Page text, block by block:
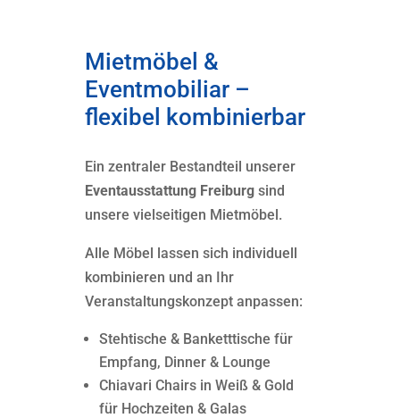
Mietmöbel &
Eventmobiliar –
flexibel kombinierbar
Ein zentraler Bestandteil unserer
Eventausstattung Freiburgsind
unsere vielseitigen Mietmöbel.
Alle Möbel lassen sich individuell
kombinieren und an Ihr
Veranstaltungskonzept anpassen:
Stehtische & Banketttische für
Empfang, Dinner & Lounge
Chiavari Chairs in Weiß & Gold
für Hochzeiten & Galas